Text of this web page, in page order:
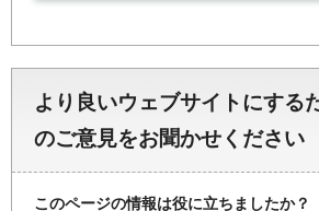
より良いウェブサイトにする
のご意見をお聞かせください
このページの情報は役に立ちましたか？